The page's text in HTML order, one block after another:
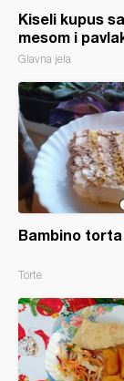
Kiseli kupus
mesom i
Glavna jela
Bambino torta
Torte